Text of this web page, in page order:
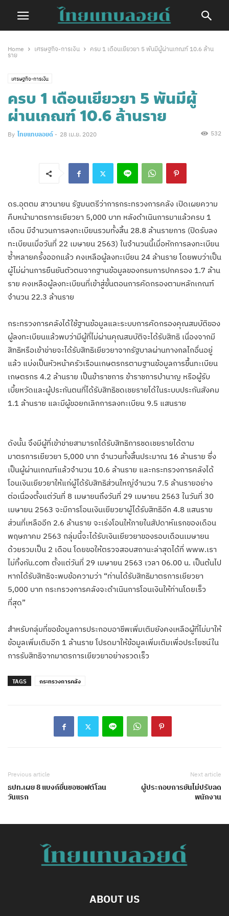
Home เศรษฐกิจ-การเงิน
ครบ 1 เดือนเยียวยา 5 พันมีผู้ผ่านเกณฑ์ 10.6 ล้าน
ราย
เศรษฐกิจ-การเงิน
ครบ 1 เดือนเยียวยา 5 พันมีผู้
ผ่านเกณฑ์ 10.6 ล้านราย
By ไทยแทบลอยด์ - 28 เม.ย. 2020 532
ดร.อุตตม สาวนายน รัฐมนตรีว่าการกระทรวงการคลัง เปิดเผยความ
คืบหน้ามาตรการเยียวยา 5,000 บาท หลังดำเนินการมาแล้วครบ 1
เดือน มีจำนวนการลงทะเบียนรวมทั้งสิ้น 28.8 ล้านรายการ (ปิดรับลง
ทะเบียนเมื่อวันที่ 22 เมษายน 2563) ในจำนวนนี้เมื่อหักการลงทะเบียน
ซ้ำหลายครั้งออกแล้ว คงเหลือผู้ลงทะเบียน 24 ล้านราย โดยพบว่าเป็น
ผู้ไม่ผ่านการยืนยันตัวตนจากฐานข้อมูลของกรมการปกครอง 1.7 ล้าน
ราย คงเหลือผู้ลงทะเบียนที่เข้าสู่ขั้นตอนการคัดกรองตามหลักเกณฑ์
จำนวน 22.3 ล้านราย
กระทรวงการคลังได้ใช้ฐานข้อมูลและระบบการคัดกรองคุณสมบัติของ
ผู้ลงทะเบียนแล้วพบว่ามีผู้ที่ไม่ผ่านคุณสมบัติจะได้รับสิทธิ เนื่องจากมี
สิทธิหรือเข้าข่ายจะได้รับสิทธิเยียวยาจากรัฐบาลผ่านทางกลไกอื่นอยู่
แล้ว แบ่งเป็นหัวหน้าครัวเรือนเกษตรกรตามฐานข้อมูลการขึ้นทะเบียน
เกษตรกร 4.2 ล้านราย เป็นข้าราชการ ข้าราชการบำนาญ หรือผู้รับ
เบี้ยหวัดและผู้ประกันตนที่ได้รับสิทธิชดเชยรายได้ในระบบประกันสังคม
1.1 ล้านราย และมีผู้ขอยกเลิกการลงทะเบียน 9.5 แสนราย
ดังนั้น จึงมีผู้ที่เข้าข่ายสามารถได้รับสิทธิการชดเชยรายได้ตาม
มาตรการเยียวยา 5,000 บาท จำนวนทั้งสิ้นประมาณ 16 ล้านราย ซึ่ง
เป็นผู้ผ่านเกณฑ์แล้วจำนวน 10.6 ล้านราย และกระทรวงการคลังได้
โอนเงินเยียวยาให้แก่ผู้ได้รับสิทธิส่วนใหญ่จำนวน 7.5 ล้านรายอย่าง
ต่อเนื่องตั้งแต่วันที่ 8 เมษายนถึงวันที่ 29 เมษายน 2563 ในวันที่ 30
เมษายน 2563 จะมีการโอนเงินเยียวยาผู้ได้รับสิทธิอีก 4.8 แสนราย
ส่วนที่เหลืออีก 2.6 ล้านราย จะเร่งโอนให้ภายในสัปดาห์แรกของเดือน
พฤษภาคม 2563 กลุ่มนี้จะได้รับเงินเยียวยาของรอบเดือนเมษายน
ด้วยรวมเป็น 2 เดือน โดยขอให้ตรวจสอบสถานะล่าสุดได้ที่ www.เรา
ไม่ทิ้งกัน.com ตั้งแต่วันที่ 29 เมษายน 2563 เวลา 06.00 น. เป็นต้นไป
หากได้รับสิทธิจะพบข้อความว่า “ท่านได้รับสิทธิมาตรการเยียวยา
5,000 บาท กระทรวงการคลังจะดำเนินการโอนเงินให้ท่านโดยเร็ว
ที่สุด”
สำหรับกลุ่มที่ขอข้อมูลการประกอบอาชีพเพิ่มเติมยังคงเหลือผู้ที่ไม่มาให้
ข้อมูลเพิ่มเติมอีก 1 ล้านราย โปรดมาให้ข้อมูลเพิ่มเติมเพื่อประโยชน์ใน
การรับสิทธิจากมาตรการเยียวยาอย่างรวดเร็ว
TAGS กระทรวงการคลัง
Previous article
ธปท.เผย 8 แบงก์ยื่นขอซอฟต์โลน
วันแรก
Next article
ผู้ประกอบการยันไม่ปรับลด
พนักงาน
ABOUT US